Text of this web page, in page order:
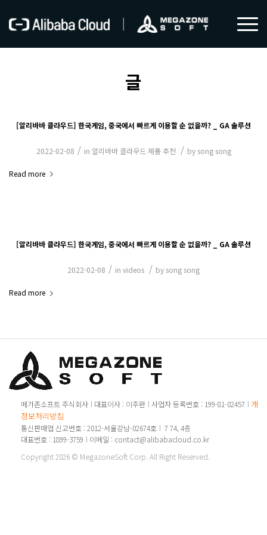
글
[알리바바 클라우드] 한국게임, 중국에서 빠르게 이용할 순 없을까? _ GA 솔루션
2022-02-08 / in 알리바바 클라우드 제품 추천 / by song song
Read more
[알리바바 클라우드] 한국게임, 중국에서 빠르게 이용할 순 없을까? _ GA 솔루션
2022-02-08 / in videos / by song song
Read more
메가존소프트 주식회사 대표이사 : 이주완 사업자 등록번호 : 199-81-02457
개인
정보처리방침
통신판매업 신고번호 : 2012-서울강남-02674호
7 74, 4층
대표번호 : 1899-3759
이메일 : contact@alibabacloud.co.kr
Copyright 2026 © MegazoneSoft Corp. All Right Reserved.